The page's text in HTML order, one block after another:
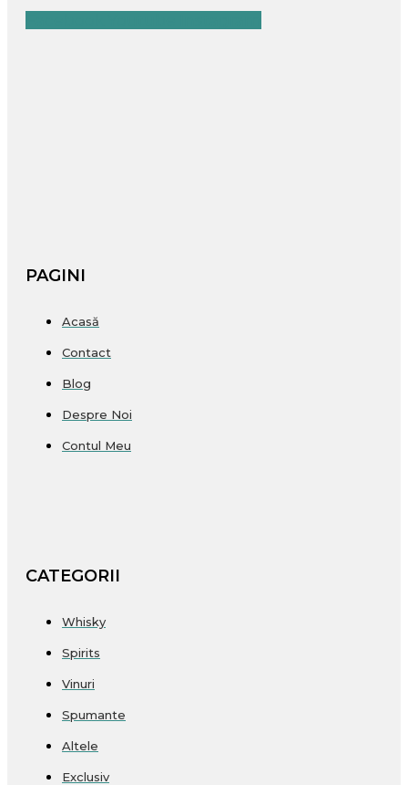
PAGINI
Acasă
Contact
Blog
Despre Noi
Contul Meu
CATEGORII
Whisky
Spirits
Vinuri
Spumante
Altele
Exclusiv